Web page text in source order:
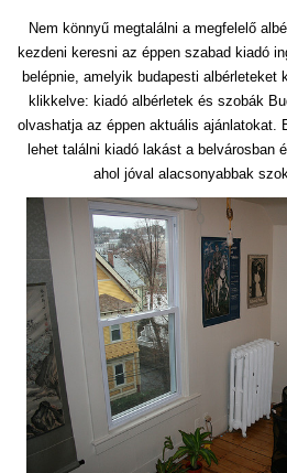
Nem könnyű megtalálni a megfelelő
kezdeni keresni az éppen szabad kiadó
belépnie, amelyik budapesti albérleteket
klikkelve: kiadó albérletek és szobák
olvashatja az éppen aktuális ajánlatokat.
lehet találni kiadó lakást a belvárosban
ahol jóval alacsonyabbak